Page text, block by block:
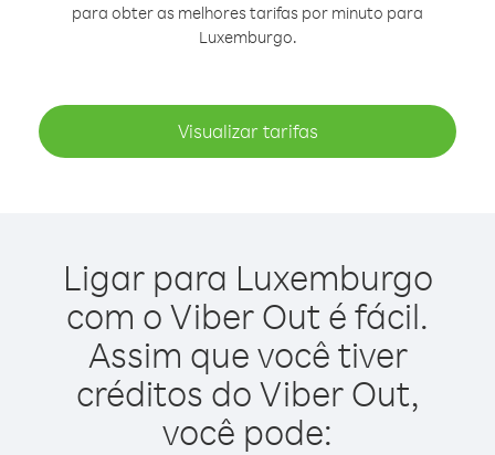
para obter as melhores tarifas por minuto para
Luxemburgo.
Visualizar tarifas
Ligar para Luxemburgo
com o Viber Out é fácil.
Assim que você tiver
créditos do Viber Out,
você pode: